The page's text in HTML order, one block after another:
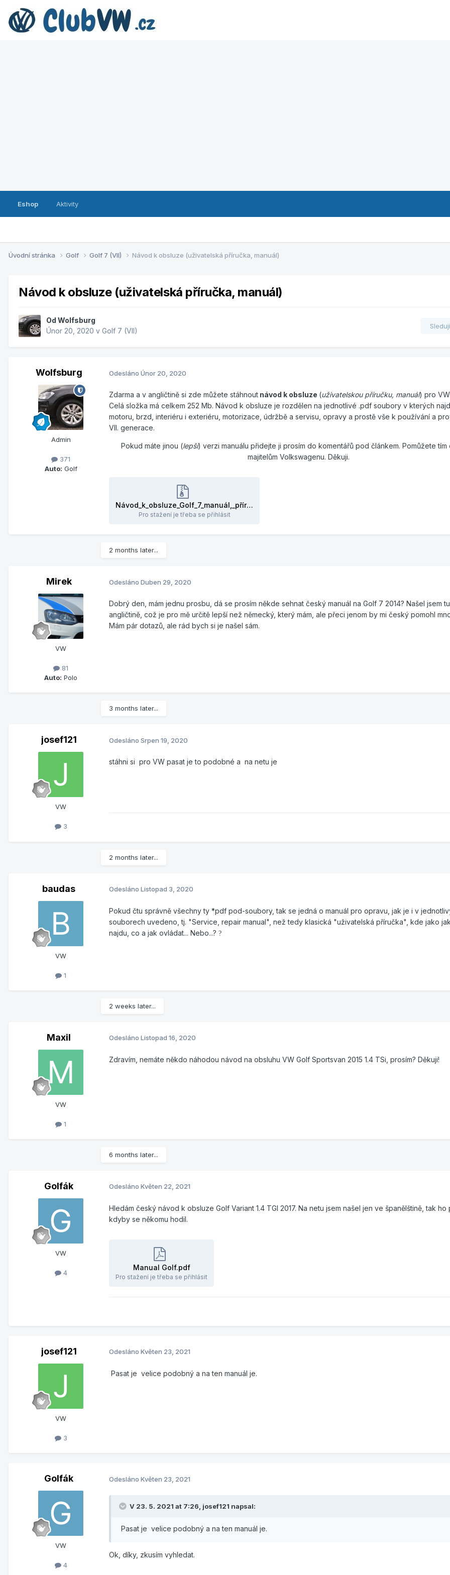
Eshop Aktivity
Úvodní stránka Golf Golf 7 (VII) Návod k obsluze (uživatelská příručka, manuál)
Návod k obsluze (uživatelská příručka, manuál)
Od Wolfsburg
Únor 20, 2020 v Golf 7 (VII)
Wolfsburg
Admin
371
Auto: Golf
Odesláno Únor 20, 2020
Zdarma a v angličtině si zde můžete stáhnout návod k obsluze (uživatelskou příručku, manuál) pro
Celá složka má celkem 252 Mb. Návod k obsluze je rozdělen na jednotlivé .pdf soubory v kterých
motoru, brzd, interiéru i exteriéru, motorizace, údržbě a servisu, opravy a prostě vše k používání a
VII. generace.
Pokud máte jinou (lepší) verzi manuálu přidejte ji prosím do komentářů pod článkem. Pomůžete tím
majitelům Volkswagenu. Děkuji.
Návod_k_obsluze_Golf_7_manuál,_příručka.zip
Pro stažení je třeba se přihlásit
2 months later...
Mirek
VW
81
Auto: Polo
Odesláno Duben 29, 2020
Dobrý den, mám jednu prosbu, dá se prosím někde sehnat český manuál na Golf 7 2014? Našel jsem
angličtině, což je pro mě určitě lepší než německý, který mám, ale přeci jenom by mi český pomohl
Mám pár dotazů, ale rád bych si je našel sám.
3 months later...
josef121
VW
3
Odesláno Srpen 19, 2020
stáhni si pro VW pasat je to podobné a na netu je
2 months later...
baudas
VW
1
Odesláno Listopad 3, 2020
Pokud čtu správně všechny ty *pdf pod-soubory, tak se jedná o manuál pro opravu, jak je i v
souborech uvedeno, tj. "Service, repair manual", než tedy klasická "uživatelská příručka", kde jako
najdu, co a jak ovládat... Nebo...? ?
2 weeks later...
Maxil
VW
1
Odesláno Listopad 16, 2020
Zdravím, nemáte někdo náhodou návod na obsluhu VW Golf Sportsvan 2015 1.4 TSi, prosím? Děkuji!
6 months later...
Golfák
VW
4
Odesláno Květen 22, 2021
Hledám český návod k obsluze Golf Variant 1.4 TGI 2017. Na netu jsem našel jen ve španělštině, tak ho
kdyby se někomu hodil.
Manual Golf.pdf
Pro stažení je třeba se přihlásit
josef121
VW
3
Odesláno Květen 23, 2021
Pasat je velice podobný a na ten manuál je.
Golfák
VW
4
Odesláno Květen 23, 2021
V 23. 5. 2021 at 7:26, josef121 napsal:
Pasat je velice podobný a na ten manuál je.
Ok, díky, zkusím vyhledat.